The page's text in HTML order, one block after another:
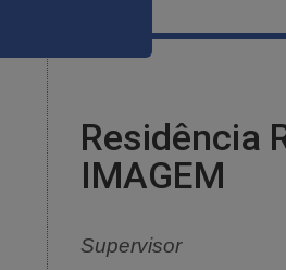
Residência
IMAGEM
Supervisor